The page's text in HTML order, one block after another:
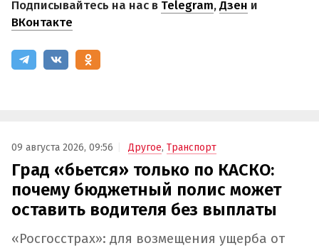
Подписывайтесь на нас в Telegram,Дзен и
ВКонтакте
09 августа 2026, 09:56 Другое, Транспорт
Град «бьется» только по КАСКО:
почему бюджетный полис может
оставить водителя без выплаты
«Росгосстрах»: для возмещения ущерба от